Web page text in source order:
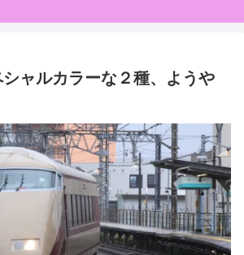
ャルカラーな２種、ようや